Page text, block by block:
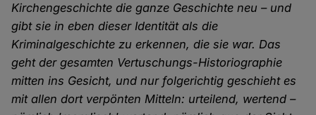
Kirchengeschichte die ganze Geschichte neu – und
gibt sie in eben dieser Identität als die
Kriminalgeschichte zu erkennen, die sie war. Das
geht der gesamten Vertuschungs-Historiographie
mitten ins Gesicht, und nur folgerichtig geschieht es
mit allen dort verpönten Mitteln: urteilend, wertend –